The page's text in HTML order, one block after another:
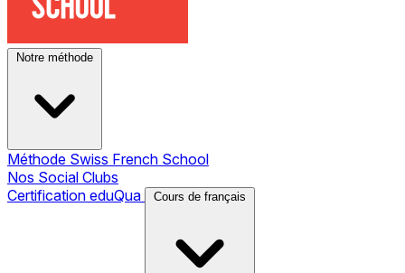
Notre méthode
Méthode Swiss French School
Nos Social Clubs
Certification eduQua
Cours de français